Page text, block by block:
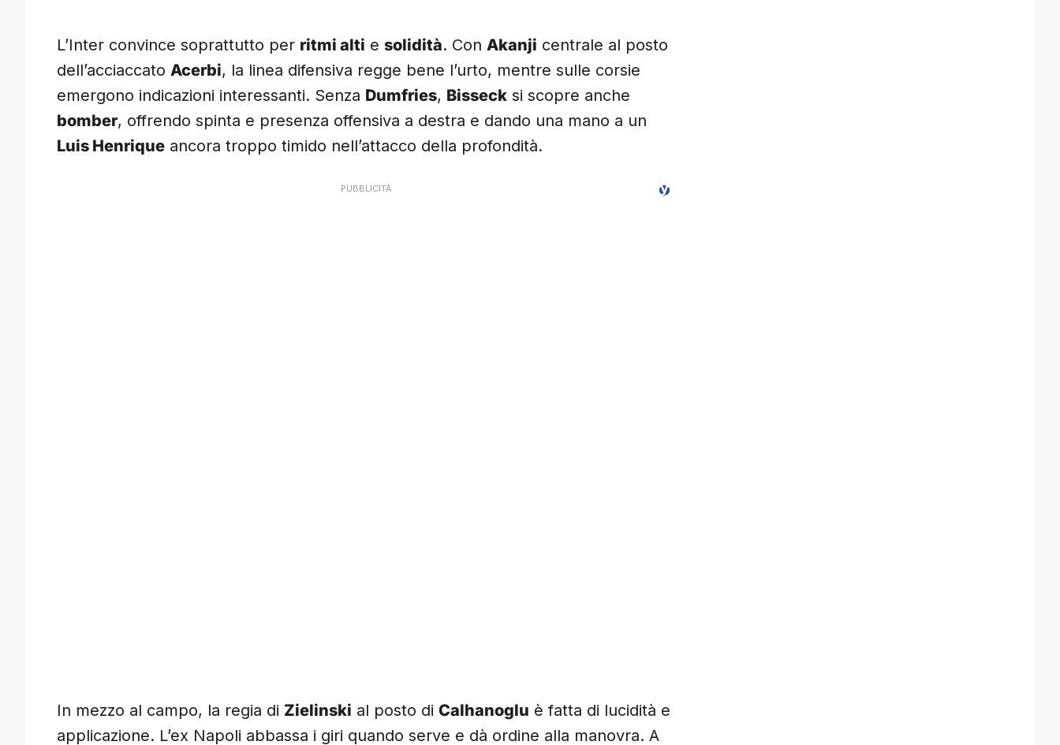
L’Inter convince soprattutto per ritmi alti e solidità. Con Akanji centrale al posto
dell’acciaccato Acerbi, la linea difensiva regge bene l’urto, mentre sulle corsie
emergono indicazioni interessanti. Senza Dumfries, Bisseck si scopre anche
bomber, offrendo spinta e presenza offensiva a destra e dando una mano a un
Luis Henrique ancora troppo timido nell’attacco della profondità.
In mezzo al campo, la regia di Zielinski al posto di Calhanoglu è fatta di lucidità e
applicazione. L’ex Napoli abbassa i giri quando serve e dà ordine alla manovra. A